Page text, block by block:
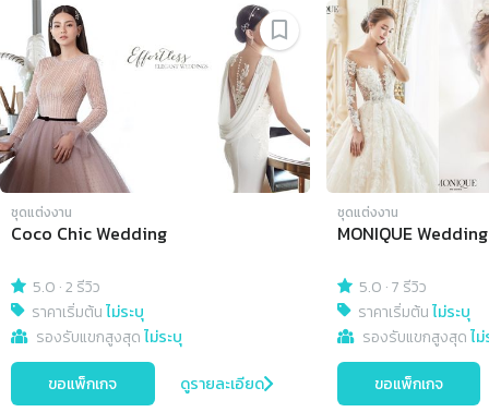
Slide 1 of 4
ชุดแต่งงาน
Coco Chic Wedding
5.0 ·2 รีวิว
ราคาเริ่มต้นไม่ระบุ
รองรับแขกสูงสุดไม่ระบุ
ขอแพ็กเกจ ดูรายละเอียด
ชุดแต่งงาน
MONIQUE Wedding
5.0 ·7 รีวิว
ราคาเริ่มต้นไม่ระบุ
รองรับแขกสูงสุดไ
ขอแพ็กเกจ